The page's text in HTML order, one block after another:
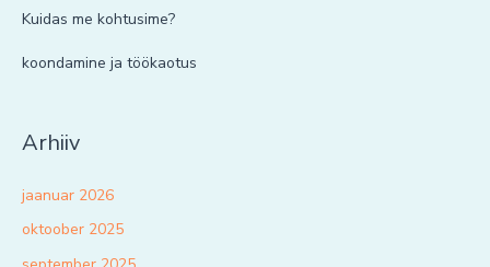
Kuidas me kohtusime?
koondamine ja töökaotus
Arhiiv
jaanuar 2026
oktoober 2025